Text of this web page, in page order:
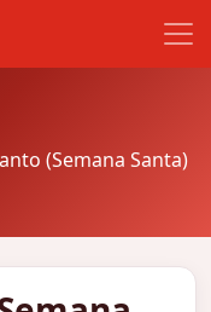
(Semana Santa)